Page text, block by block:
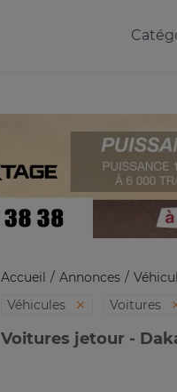
Accueil Annonces
Véhicules
Voitures
Voitures jetour -